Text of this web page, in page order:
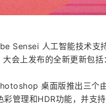
Sensei 人工智能技术支
会上发布的全新更新包括
桌面版推出三个
彩管理和HDR功能，并支